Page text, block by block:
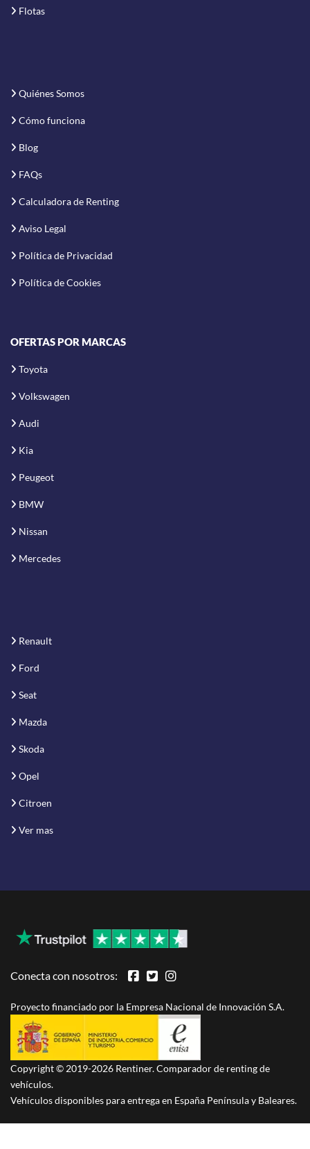
Flotas
Quiénes Somos
Cómo funciona
Blog
FAQs
Calculadora de Renting
Aviso Legal
Política de Privacidad
Política de Cookies
OFERTAS POR MARCAS
Toyota
Volkswagen
Audi
Kia
Peugeot
BMW
Nissan
Mercedes
Renault
Ford
Seat
Mazda
Skoda
Opel
Citroen
Ver mas
Conecta con nosotros:
Proyecto financiado por la Empresa Nacional de Innovación S.A.
Copyright © 2019-2026 Rentiner. Comparador de renting de
vehículos.
Vehículos disponibles para entrega en España Península y Baleares.